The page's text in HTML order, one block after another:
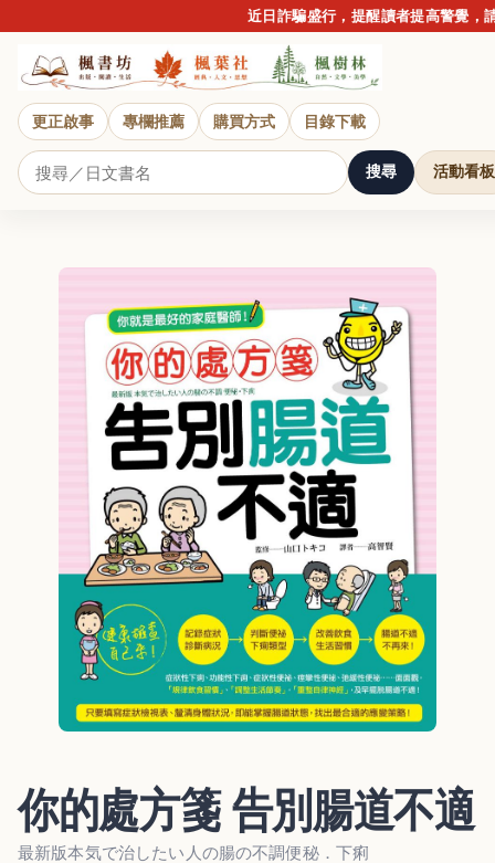
近日詐騙盛行，提醒讀者提高警覺，請
更正啟事 專欄推薦 購買方式 目錄下載
搜尋 活動看板
你的處方箋 告別腸道不適
最新版本気で治したい人の腸の不調便秘．下痢